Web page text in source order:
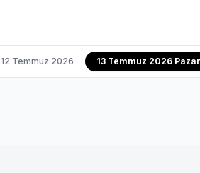
12 Temmuz 2026 13 Temmuz 2026